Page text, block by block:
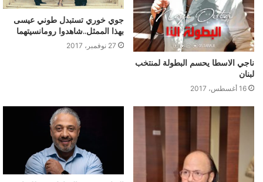
ناجي الاسطا يحسم البطولة لمنتخب
لبنان
16 أغسطس، 2017
جوي خوري تستبدل طوني عيسى
بهذا الممثل..شاهدوا رومانسيتهما
27 نوفمبر، 2017